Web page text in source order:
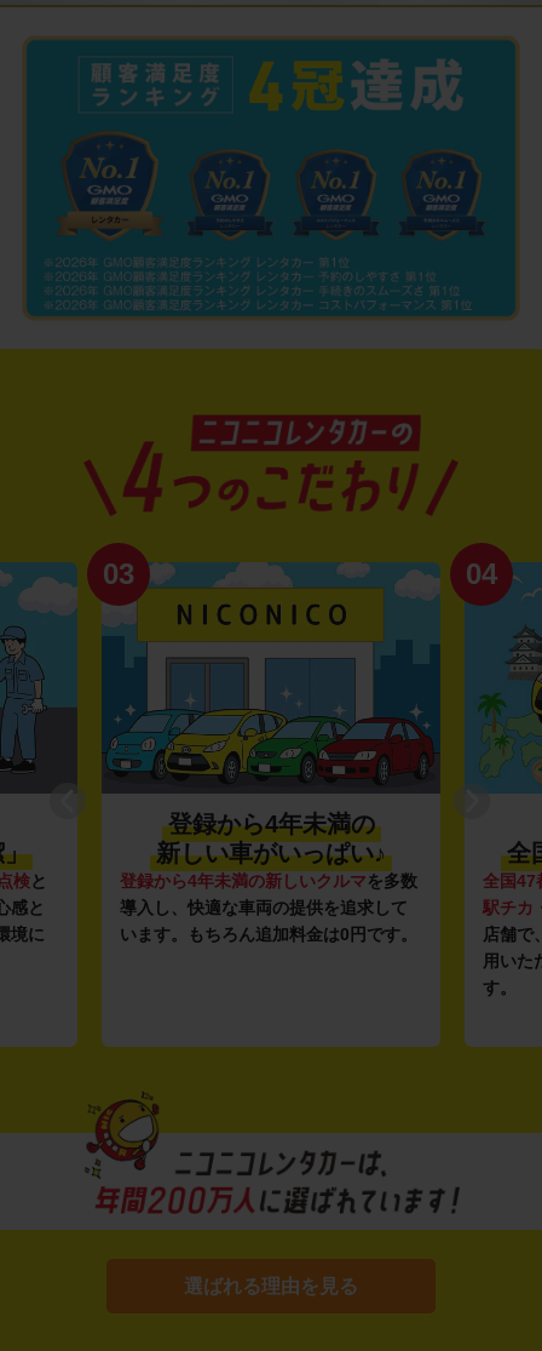
」
検と
感と
境に
03
登録から4年未満の
新しい車がいっぱい♪
登録から4年未満の新しいクルマを多数
導入し、快適な車両の提供を追求して
います。もちろん追加料金は0円です。
04
全
全国47
駅チカ
店舗で
用いた
す。
選ばれる理由を見る